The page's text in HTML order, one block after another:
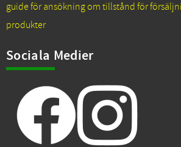
guide för ansökning om tillstånd för
produkter
Sociala Medier